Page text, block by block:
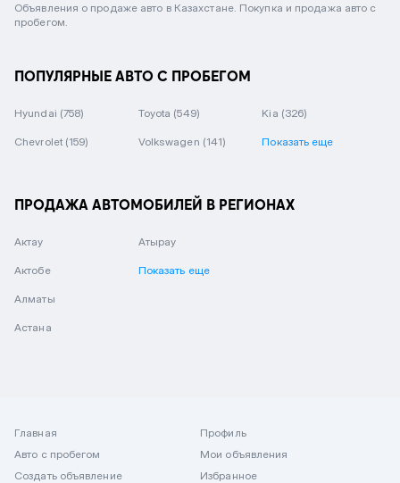
Объявления о продаже авто в Казахстане. Покупка и продажа авто с
пробегом.
ПОПУЛЯРНЫЕ АВТО С ПРОБЕГОМ
Hyundai (758) Toyota (549) Kia (326)
Chevrolet (159) Volkswagen (141) Показать еще
ПРОДАЖА АВТОМОБИЛЕЙ В РЕГИОНАХ
Актау
Актобе
Алматы
Астана
Атырау
Показать еще
Главная
Авто с пробегом
Создать объявление
Профиль
Мои объявления
Избранное